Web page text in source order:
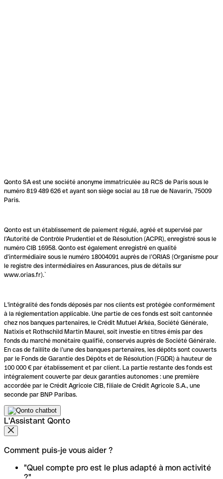
Qonto SA est une société anonyme immatriculée au RCS de Paris sous le
numéro 819 489 626 et ayant son siège social au 18 rue de Navarin, 75009
Paris.
Qonto est un établissement de paiement régulé, agréé et supervisé par
l'Autorité de Contrôle Prudentiel et de Résolution (ACPR), enregistré sous le
numéro CIB 16958. Qonto est également enregistré en qualité
d’intermédiaire sous le numéro 18004091 auprès de l’ORIAS (Organisme pour
le registre des intermédiaires en Assurances, plus de détails sur
www.orias.fr).`
L'intégralité des fonds déposés par nos clients est protégée conformément
à la réglementation applicable. Une partie de ces fonds est soit cantonnée
chez nos banques partenaires, le Crédit Mutuel Arkéa, Société Générale,
Natixis et Rothschild Martin Maurel, soit investie en titres émis par des
fonds du marché monétaire qualifié, conservés auprès de Société Générale.
En cas de faillite de l’une des banques partenaires, les dépôts sont couverts
par le Fonds de Garantie des Dépôts et de Résolution (FGDR) à hauteur de
100 000 € par établissement et par client. La partie restante des fonds est
intégralement couverte par deux garanties autonomes : une première
accordée par le Crédit Agricole CIB, filiale de Crédit Agricole S.A., une
seconde par BNP Paribas.
L'Assistant Qonto
Comment puis-je vous aider ?
"Quel compte pro est le plus adapté à mon activité